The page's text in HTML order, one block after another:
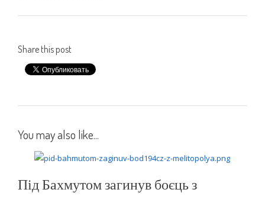
Share this post
You may also like...
Під Бахмутом загинув боєць з